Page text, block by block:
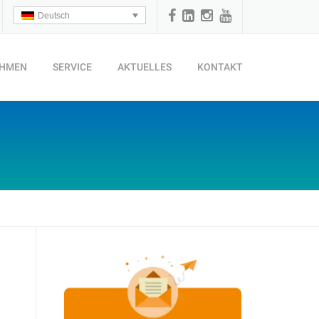
Deutsch
SERVICE AKTUELLES KONTAKT